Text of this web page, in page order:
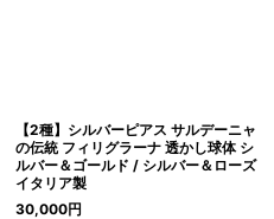
【2種】シルバーピアス サルデーニャ
の伝統 フィリグラーナ 透かし球体 シ
ルバー＆ゴールド / シルバー＆ローズ
イタリア製
30,000円